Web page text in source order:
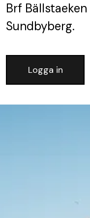
Brf Bällstaeken
Sundbyberg.
Logga in